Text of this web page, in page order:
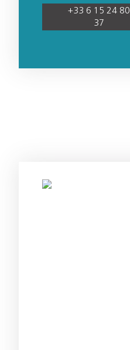
+33 6 15 24 80
37